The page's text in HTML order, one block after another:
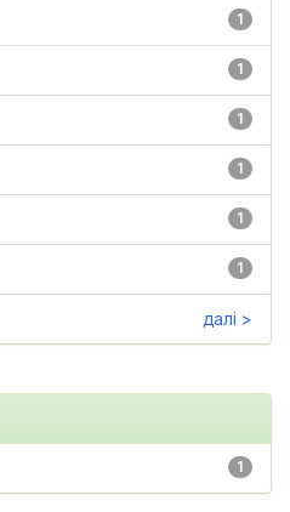
1
1
1
1
1
1
далі >
1